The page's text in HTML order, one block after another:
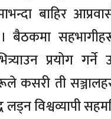
बाहिर
बैठकमा
प्रयोग
कसरी ती
विश्वव्यापी